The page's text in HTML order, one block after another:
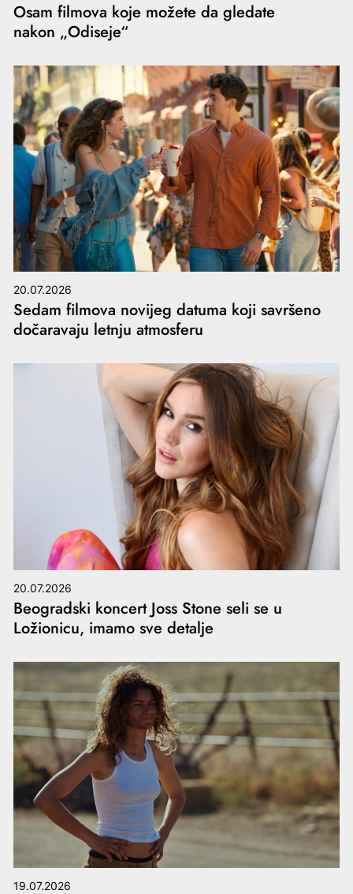
Osam filmova koje možete da gledate
nakon „Odiseje“
20.07.2026
Sedam filmova novijeg datuma koji savršeno
dočaravaju letnju atmosferu
20.07.2026
Beogradski koncert Joss Stone seli se u
Ložionicu, imamo sve detalje
19.07.2026